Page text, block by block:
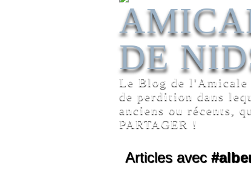
DE
Le Blog de l'Amicale
de perdition dans
anciens ou récents,
PARTAGER !
Articles avec